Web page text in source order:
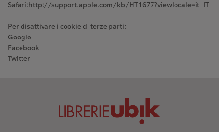
Safari:http://support.apple.com/kb/HT1677?viewlocale=it_IT
Per disattivare i cookie di terze parti:
Google
Facebook
Twitter